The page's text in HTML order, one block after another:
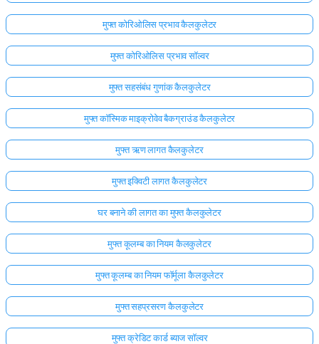
मुफ्त कोरिओलिस प्रभाव कैलकुलेटर
मुफ्त कोरिओलिस प्रभाव सॉल्वर
मुफ्त सहसंबंध गुणांक कैलकुलेटर
मुफ्त कॉस्मिक माइक्रोवेव बैकग्राउंड कैलकुलेटर
मुफ्त ऋण लागत कैलकुलेटर
मुफ्त इक्विटी लागत कैलकुलेटर
घर बनाने की लागत का मुफ्त कैलकुलेटर
मुफ्त कूलम्ब का नियम कैलकुलेटर
मुफ्त कूलम्ब का नियम फॉर्मूला कैलकुलेटर
मुफ्त सहप्रसरण कैलकुलेटर
मुफ्त क्रेडिट कार्ड ब्याज सॉल्वर